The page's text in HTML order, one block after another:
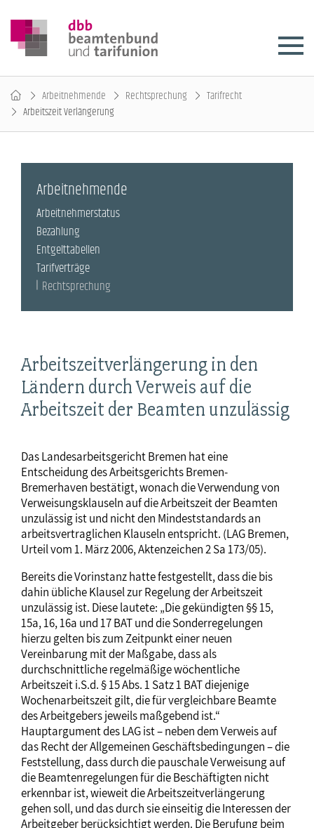
Arbeitnehmende Rechtsprechung
Tarifrecht
Arbeitszeit Verlängerung
Arbeitszeitverlängerung in den
Ländern durch Verweis auf die
Arbeitszeit der Beamten unzulässig
Das Landesarbeitsgericht Bremen hat eine
Entscheidung des Arbeitsgerichts Bremen-
Bremerhaven bestätigt, wonach die Verwendung von
Verweisungsklauseln auf die Arbeitszeit der Beamten
unzulässig ist und nicht den Mindeststandards an
arbeitsvertraglichen Klauseln entspricht. (LAG Bremen,
Urteil vom 1. März 2006, Aktenzeichen 2 Sa 173/05).
Bereits die Vorinstanz hatte festgestellt, dass die bis
dahin übliche Klausel zur Regelung der Arbeitszeit
unzulässig ist. Diese lautete: „Die gekündigten §§ 15,
15a, 16, 16a und 17 BAT und die Sonderregelungen
hierzu gelten bis zum Zeitpunkt einer neuen
Vereinbarung mit der Maßgabe, dass als
durchschnittliche regelmäßige wöchentliche
Arbeitszeit i.S.d. § 15 Abs. 1 Satz 1 BAT diejenige
Wochenarbeitszeit gilt, die für vergleichbare Beamte
des Arbeitgebers jeweils maßgebend ist.“
Hauptargument des LAG ist – neben dem Verweis auf
das Recht der Allgemeinen Geschäftsbedingungen – die
Feststellung, dass durch die pauschale Verweisung auf
die Beamtenregelungen für die Beschäftigten nicht
erkennbar ist, wieweit die Arbeitszeitverlängerung
gehen soll, und das durch sie einseitig die Interessen der
Arbeitgeber berücksichtigt werden. Die Berufung beim
Arbeitnehmende
Arbeitnehmerstatus
Bezahlung
Entgelttabellen
Tarifverträge
Rechtsprechung